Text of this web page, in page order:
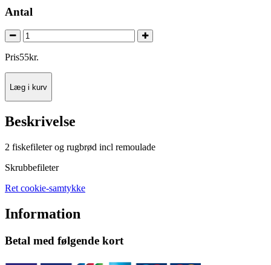
Antal
Pris55kr.
Læg i kurv
Beskrivelse
2 fiskefileter og rugbrød incl remoulade
Skrubbefileter
Ret cookie-samtykke
Information
Betal med følgende kort